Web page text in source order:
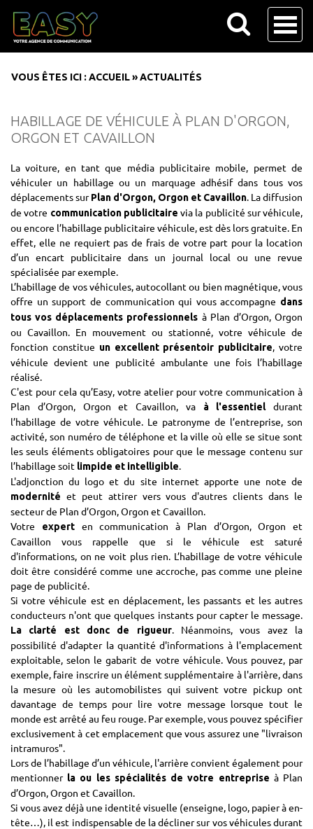
VOUS ÊTES ICI : ACCUEIL»ACTUALITÉS
HABILLAGE DE VÉHICULE À PLAN D'ORGON,
ORGON ET CAVAILLON
La voiture, en tant que média publicitaire mobile, permet de
véhiculer un habillage ou un marquage adhésif dans tous vos
déplacements surPlan d'Orgon, Orgon et Cavaillon. La diffusion
de votre communication publicitaire via la publicité sur véhicule,
ou encore l’habillage publicitaire véhicule, est dès lors gratuite. En
effet, elle ne requiert pas de frais de votre part pour la location
d’un encart publicitaire dans un journal local ou une revue
spécialisée par exemple.
L’habillage de vos véhicules, autocollant ou bien magnétique, vous
offre un support de communication qui vous accompagne dans
tous vos déplacements professionnels à Plan d’Orgon, Orgon
ou Cavaillon. En mouvement ou stationné, votre véhicule de
fonction constitue un excellent présentoir publicitaire, votre
véhicule devient une publicité ambulante une fois l’habillage
réalisé.
C'est pour cela qu’Easy, votre atelier pour votre communication à
Plan d’Orgon, Orgon et Cavaillon, va
à l'essentieldurant
l’habillage de votre véhicule. Le patronyme de l’entreprise, son
activité, son numéro de téléphone et la ville où elle se situe sont
les seuls éléments obligatoires pour que le message contenu sur
l’habillage soit limpide et intelligible.
L'adjonction du logo et du site internet apporte une note de
modernité et peut attirer vers vous d'autres clients dans le
secteur de Plan d’Orgon, Orgon et Cavaillon.
Votre
experten communication à Plan d’Orgon, Orgon et
Cavaillon vous rappelle que si le véhicule est saturé
d'informations, on ne voit plus rien. L’habillage de votre véhicule
doit être considéré comme une accroche, pas comme une pleine
page de publicité.
Si votre véhicule est en déplacement, les passants et les autres
conducteurs n'ont que quelques instants pour capter le message.
La clarté est donc de rigueur. Néanmoins, vous avez la
possibilité d'adapter la quantité d'informations à l'emplacement
exploitable, selon le gabarit de votre véhicule. Vous pouvez, par
exemple, faire inscrire un élément supplémentaire à l'arrière, dans
la mesure où les automobilistes qui suivent votre pickup ont
davantage de temps pour lire votre message lorsque tout le
monde est arrêté au feu rouge. Par exemple, vous pouvez spécifier
exclusivement à cet emplacement que vous assurez une "livraison
intramuros".
Lors de l’habillage d’un véhicule, l'arrière convient également pour
mentionnerla ou les spécialités de votre entreprise à Plan
d’Orgon, Orgon et Cavaillon.
Si vous avez déjà une identité visuelle (enseigne, logo, papier à en-
tête…), il est indispensable de la décliner sur vos véhicules durant